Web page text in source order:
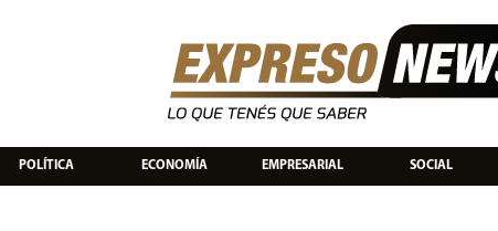
POLÍTICA ECONOMÍA EMPRESARIAL SOCIAL